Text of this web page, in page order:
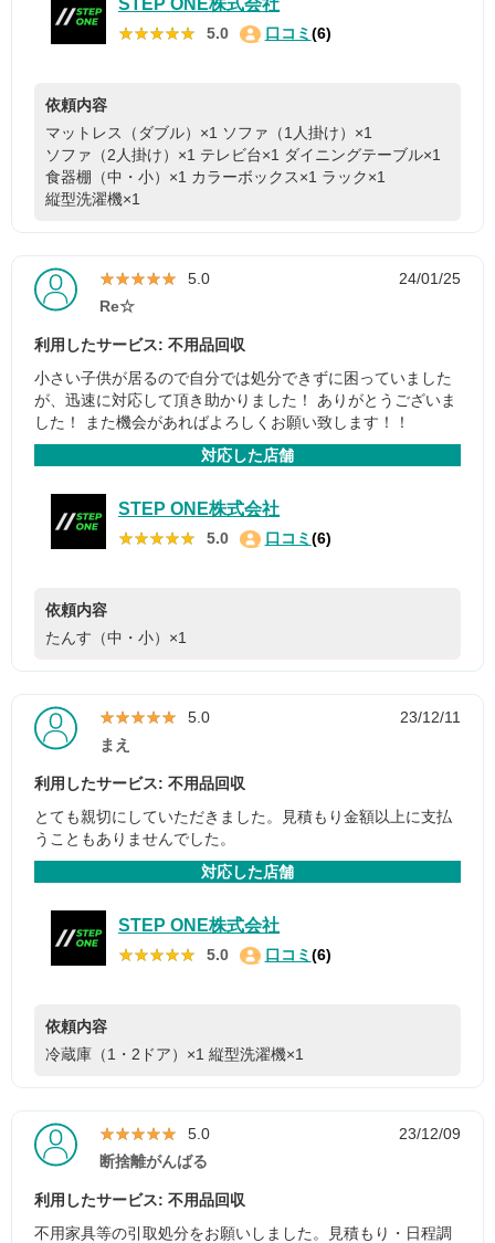
★★★★★
★★★★★ 5.0 口コミ (6)
依頼内容
マットレス（ダブル）×1 ソファ（1人掛け）×1
ソファ（2人掛け）×1 テレビ台×1 ダイニングテーブル×1
食器棚（中・小）×1 カラーボックス×1 ラック×1
縦型洗濯機×1
★★★★★
★★★★★ 5.0
24/01/25
Re☆
利用したサービス: 不用品回収
小さい子供が居るので自分では処分できずに困っていました
が、迅速に対応して頂き助かりました！ ありがとうございま
した！ また機会があればよろしくお願い致します！！
対応した店舗
STEP ONE株式会社
★★★★★
★★★★★ 5.0 口コミ (6)
依頼内容
たんす（中・小）×1
★★★★★
★★★★★ 5.0
23/12/11
まえ
利用したサービス: 不用品回収
とても親切にしていただきました。見積もり金額以上に支払
うこともありませんでした。
対応した店舗
STEP ONE株式会社
★★★★★
★★★★★ 5.0 口コミ (6)
依頼内容
冷蔵庫（1・2ドア）×1 縦型洗濯機×1
★★★★★
★★★★★ 5.0
23/12/09
断捨離がんばる
利用したサービス: 不用品回収
不用家具等の引取処分をお願いしました。見積もり・日程調